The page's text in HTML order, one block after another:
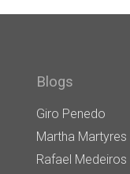
Blogs
Giro Penedo
Martha Martyres
Rafael Medeiros